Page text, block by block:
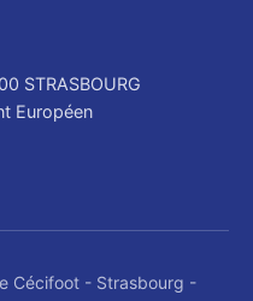
STRASBOURG
Européen
Cécifoot - Strasbourg -